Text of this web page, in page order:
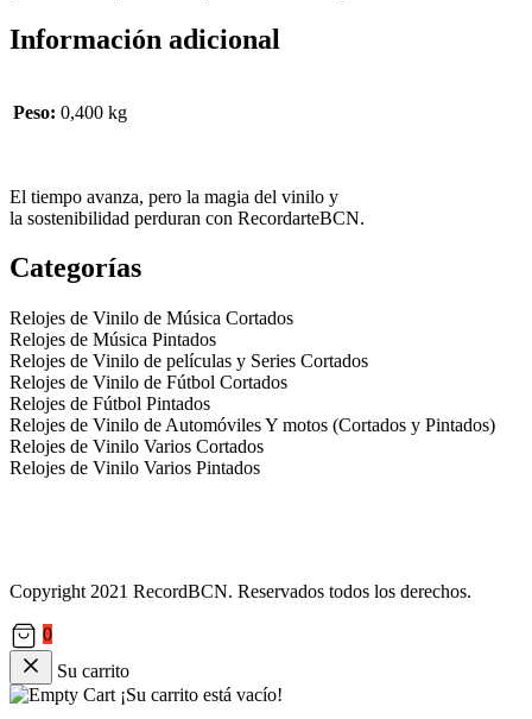
Información adicional
Peso: 0,400 kg
El tiempo avanza, pero la magia del vinilo y
la sostenibilidad perduran con RecordarteBCN.
Categorías
Relojes de Vinilo de Música Cortados
Relojes de Música Pintados
Relojes de Vinilo de películas y Series Cortados
Relojes de Vinilo de Fútbol Cortados
Relojes de Fútbol Pintados
Relojes de Vinilo de Automóviles Y motos (Cortados y Pintados)
Relojes de Vinilo Varios Cortados
Relojes de Vinilo Varios Pintados
Copyright 2021 RecordBCN. Reservados todos los derechos.
0
Su carrito
¡Su carrito está vacío!